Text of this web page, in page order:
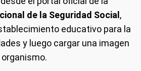
de la Seguridad Social ,
educativo para la
y luego cargar una imagen